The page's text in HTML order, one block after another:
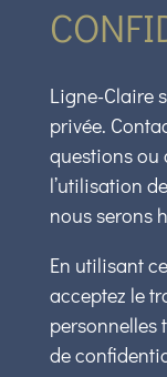
Ligne-Claire
privée.
questions ou
l’utilisation
nous serons
En utilisant
acceptez le
personnelles
de